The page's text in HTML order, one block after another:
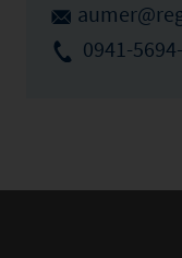
0941-